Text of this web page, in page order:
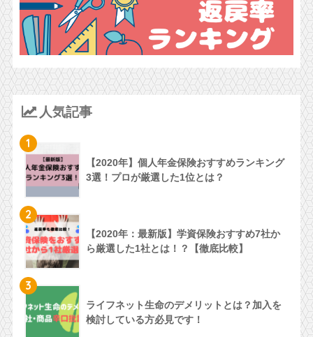
人気記事
1
【2020年】個人年金保険おすすめランキング
3選！プロが厳選した1位とは？
2
【2020年：最新版】学資保険おすすめ7社か
ら厳選した1社とは！？【徹底比較】
3
ライフネット生命のデメリットとは？加入を
検討している方必見です！